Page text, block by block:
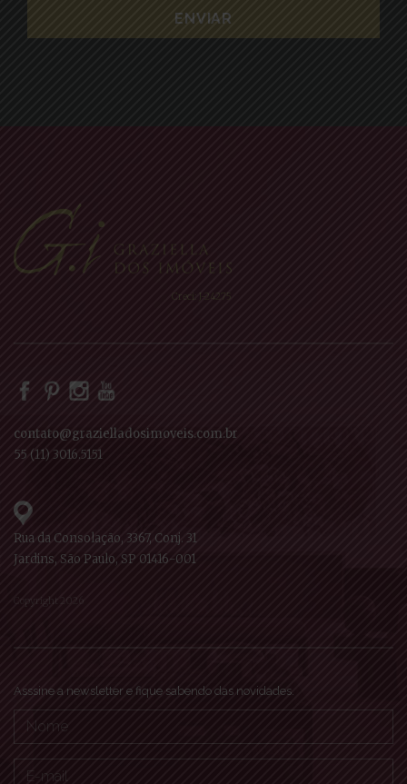
Creci: J-24275
contato@grazielladosimoveis.com.br
55 (11) 3016.5151
Rua da Consolação, 3367, Conj. 31
Jardins, São Paulo, SP 01416-001
Copyright 2026
Asssine a newsletter e fique sabendo das novidades.